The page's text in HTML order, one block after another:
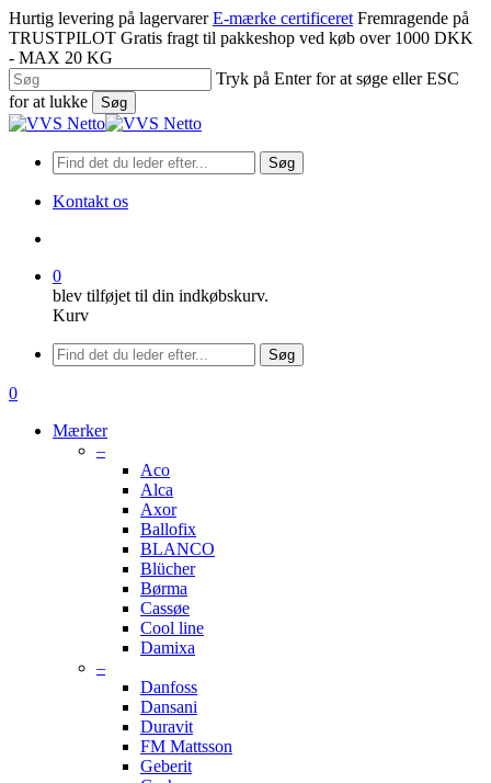
Spring
til
hovedindhold
Hurtig levering på lagervarer E-mærke certificeret Fremragende på
TRUSTPILOT Gratis fragt til pakkeshop ved køb over 1000 DKK
- MAX 20 KG
Tryk på Enter for at søge eller ESC
for at lukke
Søg
Luk
Søg
Kontakt os
0
blev tilføjet til din indkøbskurv.
Kurv
Menu
Søg
søge
0
Mærker
–
Aco
Alca
Axor
Ballofix
BLANCO
Blücher
Børma
Cassøe
Cool line
Damixa
–
Danfoss
Dansani
Duravit
FM Mattsson
Geberit